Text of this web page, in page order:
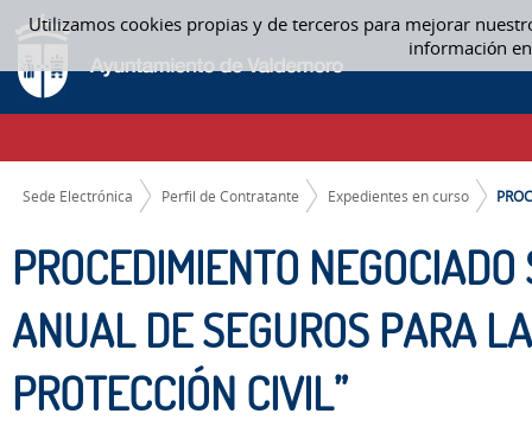
Utilizamos cookies propias y de terceros para mejorar
información
Saltar al contenido
PROCEDIMIENTO NEGOCIADO SIN PUBLICIDAD DE LA “PÓLIZA ANUAL
EXPEDIENTES EN CURSO
CAMINO DE MIGAS
Sede Electrónica Perfil de Contratante Expedientes en curso
PROCEDIMIENTO
ANUAL DE SEGUROS PARA
PROTECCIÓN CIVIL”